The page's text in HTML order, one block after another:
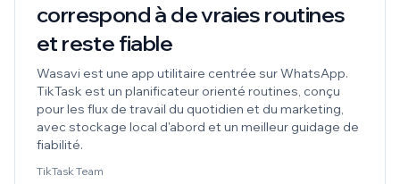
correspond à de vraies routines
et reste fiable
Wasavi est une app utilitaire centrée sur WhatsApp.
TikTask est un planificateur orienté routines, conçu
pour les flux de travail du quotidien et du marketing,
avec stockage local d'abord et un meilleur guidage de
fiabilité.
TikTask Team